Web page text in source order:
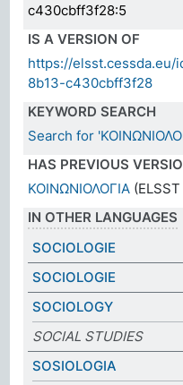
c430cbff3f28:5
IS A VERSION OF
https://
8b13-c430cbff3f28
KEYWORD SEARCH
Search for
HAS PREVIOUS
ΚΟΙΝΩΝΙΟΛΟΓΙΑ
IN OTHER LANGUAGES
SOCIOLOGIE
SOCIOLOGIE
SOCIOLOGY
SOCIAL STUDIES
SOSIOLOGIA